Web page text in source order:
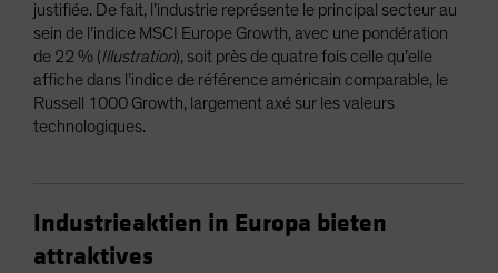
justifiée. De fait, l’industrie représente le principal secteur au
sein de l’indice MSCI Europe Growth, avec une pondération
de 22 % (Illustration), soit près de quatre fois celle qu’elle
affiche dans l’indice de référence américain comparable, le
Russell 1000 Growth, largement axé sur les valeurs
technologiques.
Industrieaktien in Europa bieten
attraktives